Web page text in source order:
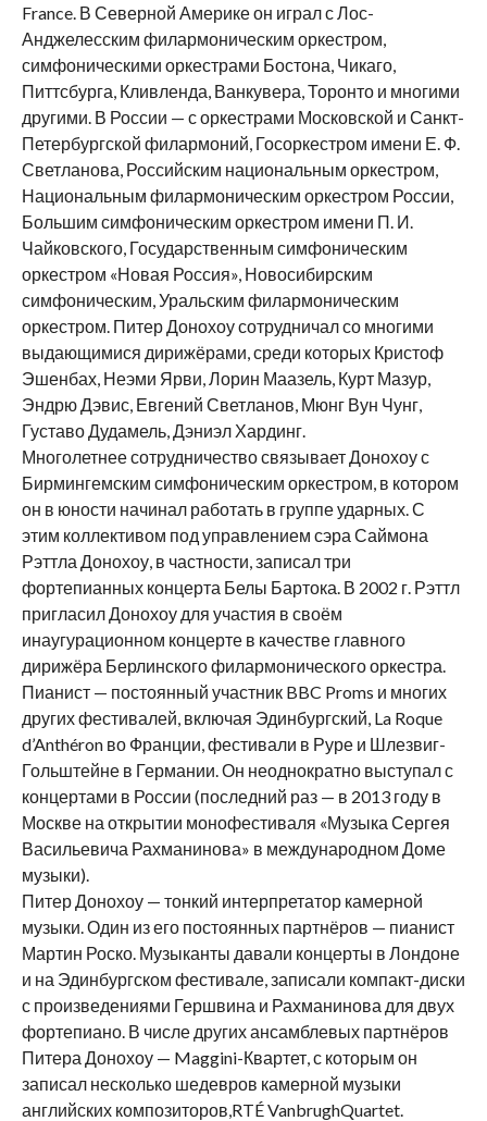
France. В Северной Америке он играл с Лос-
Анджелесским филармоническим оркестром,
симфоническими оркестрами Бостона, Чикаго,
Питтсбурга, Кливленда, Ванкувера, Торонто и многими
другими. В России — с оркестрами Московской и Санкт-
Петербургской филармоний, Госоркестром имени Е. Ф.
Светланова, Российским национальным оркестром,
Национальным филармоническим оркестром России,
Большим симфоническим оркестром имени П. И.
Чайковского, Государственным симфоническим
оркестром «Новая Россия», Новосибирским
симфоническим, Уральским филармоническим
оркестром. Питер Донохоу сотрудничал со многими
выдающимися дирижёрами, среди которых Кристоф
Эшенбах, Неэми Ярви, Лорин Маазель, Курт Мазур,
Эндрю Дэвис, Евгений Светланов, Мюнг Вун Чунг,
Густаво Дудамель, Дэниэл Хардинг.
Многолетнее сотрудничество связывает Донохоу с
Бирмингемским симфоническим оркестром, в котором
он в юности начинал работать в группе ударных. С
этим коллективом под управлением сэра Саймона
Рэттла Донохоу, в частности, записал три
фортепианных концерта Белы Бартока. В 2002 г. Рэттл
пригласил Донохоу для участия в своём
инаугурационном концерте в качестве главного
дирижёра Берлинского филармонического оркестра.
Пианист — постоянный участник BBC Proms и многих
других фестивалей, включая Эдинбургский, La Roque
d’Anthéron во Франции, фестивали в Руре и Шлезвиг-
Гольштейне в Германии. Он неоднократно выступал с
концертами в России (последний раз — в 2013 году в
Москве на открытии монофестиваля «Музыка Сергея
Васильевича Рахманинова» в международном Доме
музыки).
Питер Донохоу — тонкий интерпретатор камерной
музыки. Один из его постоянных партнёров — пианист
Мартин Роско. Музыканты давали концерты в Лондоне
и на Эдинбургском фестивале, записали компакт-диски
с произведениями Гершвина и Рахманинова для двух
фортепиано. В числе других ансамблевых партнёров
Питера Донохоу — Maggini-Квартет, с которым он
записал несколько шедевров камерной музыки
английских композиторов,RTÉ VanbrughQuartet.